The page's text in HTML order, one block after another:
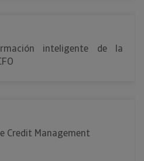
inteligente de la
Credit Management